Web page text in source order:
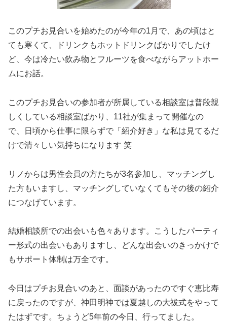
このプチお見合いを始めたのが今年の1月で、あの頃はと
ても寒くて、ドリンクもホットドリンクばかりでしたけ
ど、今は冷たい飲み物とフルーツを食べながらアットホー
ムにお話。
このプチお見合いの参加者が所属している相談室は普段親
しくしている相談室ばかり、11社が集まって開催なの
で、日頃から仕事に限らずで「紹介好き」な私は見てるだ
けで清々しい気持ちになります 笑
リノからは男性会員の方たちが3名参加し、マッチングし
た方もいますし、マッチングしていなくてもその後の紹介
につなげています。
結婚相談所での出会いも色々あります。こうしたパーティ
ー形式の出会いもありますし、どんな出会いのきっかけで
もサポート体制は万全です。
今日はプチお見合いのあと、面談があったのですぐ恵比寿
に戻ったのですが、神田明神では夏越しの大祓式をやって
たはずです。ちょうど5年前の今日、行ってました。